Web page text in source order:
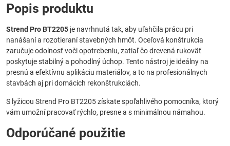
Popis produktu
Strend Pro BT2205 je navrhnutá tak, aby uľahčila prácu pri
nanášaní a rozotieraní stavebných hmôt. Oceľová konštrukcia
zaručuje odolnosť voči opotrebeniu, zatiaľ čo drevená rukoväť
poskytuje stabilný a pohodlný úchop. Tento nástroj je ideálny na
presnú a efektívnu aplikáciu materiálov, a to na profesionálnych
stavbách aj pri domácich rekonštrukciách.
S lyžicou Strend Pro BT2205 získate spoľahlivého pomocníka, ktorý
vám umožní pracovať rýchlo, presne a s minimálnou námahou.
Odporúčané použitie